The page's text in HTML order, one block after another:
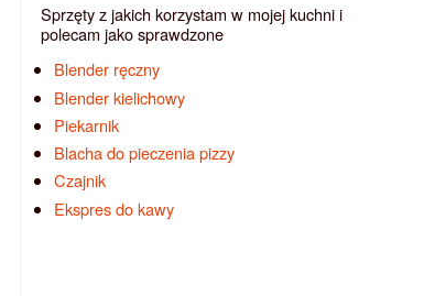
Sprzęty z jakich korzystam w mojej kuchni i
polecam jako sprawdzone
Blender ręczny
Blender kielichowy
Piekarnik
Blacha do pieczenia pizzy
Czajnik
Ekspres do kawy